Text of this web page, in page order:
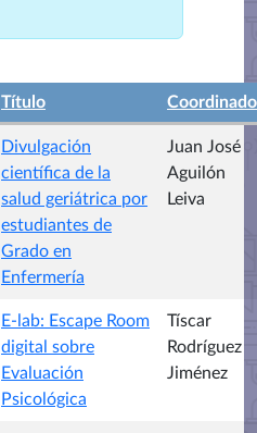
Título
Divulgación
científica de la
salud geriátrica por
estudiantes de
Grado en
Enfermería
Juan José
Aguilón
Leiva
E-lab: Escape Room
digital sobre
Evaluación
Psicológica
Tíscar
Rodríguez
Jiménez